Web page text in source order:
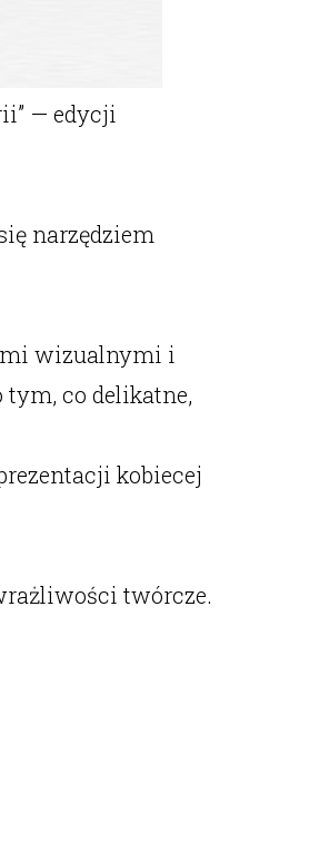
— edycji
narzędziem
wizualnymi i
co delikatne,
kobiecej
twórcze.